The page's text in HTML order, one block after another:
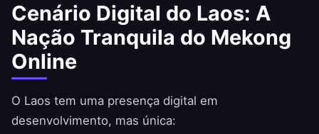
Cenário Digital do Laos: A
Nação Tranquila do Mekong
Online
O Laos tem uma presença digital em
desenvolvimento, mas única: